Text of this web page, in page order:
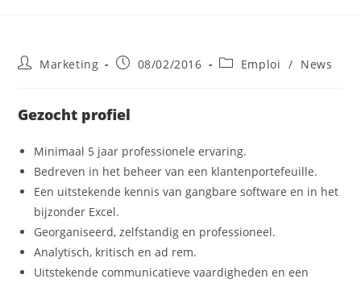
PostMarketing
Post08/02/2016
PostEmploi / News
Gezocht profiel
Minimaal 5 jaar professionele ervaring.
Bedreven in het beheer van een klantenportefeuille.
Een uitstekende kennis van gangbare software en in het
bijzonder Excel.
Georganiseerd, zelfstandig en professioneel.
Analytisch, kritisch en ad rem.
Uitstekende communicatieve vaardigheden en een